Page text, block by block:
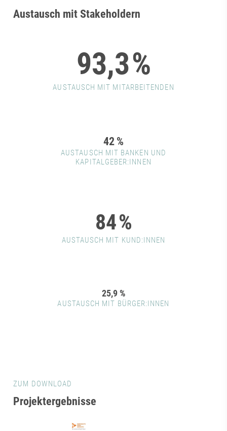
Austausch mit Stakeholdern
93,3%
AUSTAUSCH MIT MITARBEITENDEN
42 %
AUSTAUSCH MIT BANKEN UND
KAPITALGEBER:INNEN
84%
AUSTAUSCH MIT KUND:INNEN
25,9 %
AUSTAUSCH MIT BÜRGER:INNEN
ZUM DOWNLOAD
Projektergebnisse